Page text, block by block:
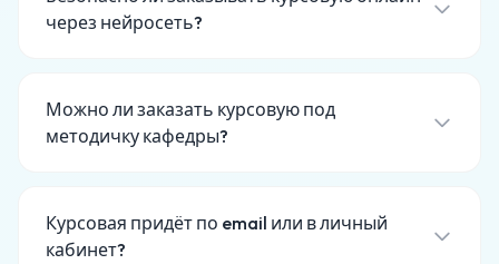
через нейросеть?
Можно ли заказать курсовую под
методичку кафедры?
Курсовая придёт по email или в личный
кабинет?